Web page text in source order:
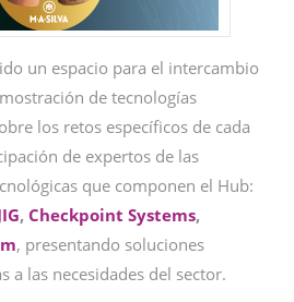
un espacio para el intercambio
de tecnologías
los retos específicos de cada
de expertos de las
que componen el Hub:
, Checkpoint Systems,
, presentando soluciones
a las necesidades del sector.